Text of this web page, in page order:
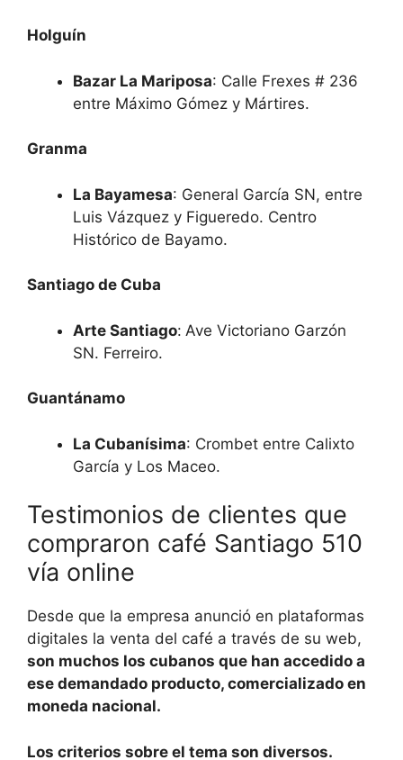
Holguín
Bazar La Mariposa: Calle Frexes # 236
entre Máximo Gómez y Mártires.
Granma
La Bayamesa: General García SN, entre
Luis Vázquez y Figueredo. Centro
Histórico de Bayamo.
Santiago de Cuba
Arte Santiago: Ave Victoriano Garzón
SN. Ferreiro.
Guantánamo
La Cubanísima: Crombet entre Calixto
García y Los Maceo.
Testimonios de clientes que
compraron café Santiago 510
vía online
Desde que la empresa anunció en plataformas
digitales la venta del café a través de su web,
son muchos los cubanos que han accedido a
ese demandado producto, comercializado en
moneda nacional.
Los criterios sobre el tema son diversos.